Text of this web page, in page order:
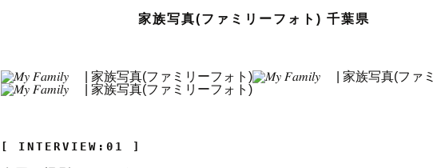
家族写真(ファミリーフォト) 千葉県
[ INTERVIEW:01 ]